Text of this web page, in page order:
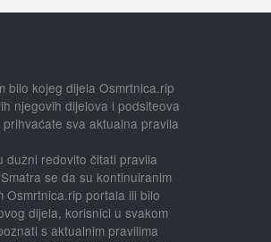
bilo kojeg dijela Osmrtnica.rip
njegovih dijelova i podsiteova
sva aktualna pravila
dužni redovito čitati pravila
se da su kontinuiranim
Osmrtnica.rip portala ili bilo
dijela, korisnici u svakom
s aktualnim pravilima